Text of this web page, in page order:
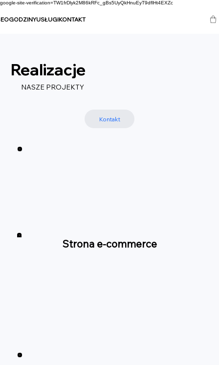
google-site-verification=TW1frDlyk2M86kRFc_gBs5UyQkHnuEyT9dflHt4EXZc
GODZINYUSŁUGIKONTAKT
Realizacje
NASZE PROJEKTY
Kontakt
Strona e-commerce